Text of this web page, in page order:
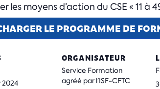
les moyens d’action du CSE « 11 à
LE PROGRAMME DE
2024
ORGANISATEUR
Service Formation
agréé par l’ISF-CFTC